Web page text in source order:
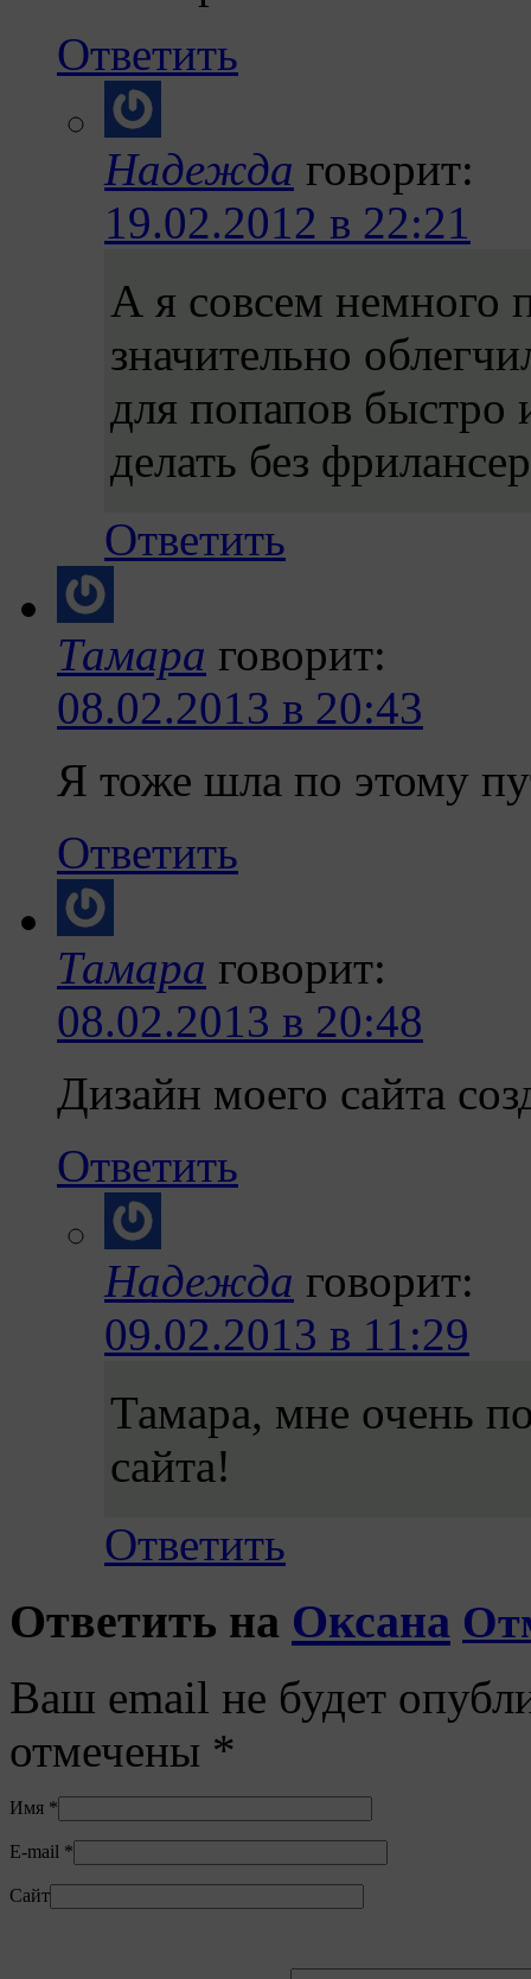
Ответить
Надежда говорит:
19.02.2012 в 22:21
А я совсем немного
значительно
для попапов
делать без
Ответить
Тамара говорит:
08.02.2013 в 20:43
Я тоже шла по этому
Ответить
Тамара говорит:
08.02.2013 в 20:48
Дизайн моего сайта
Ответить
Надежда говорит:
09.02.2013 в 11:29
Тамара, мне очень
сайта!
Ответить
Ответить на Оксана
Ваш email не будет
отмечены *
Имя *
E-mail *
Сайт